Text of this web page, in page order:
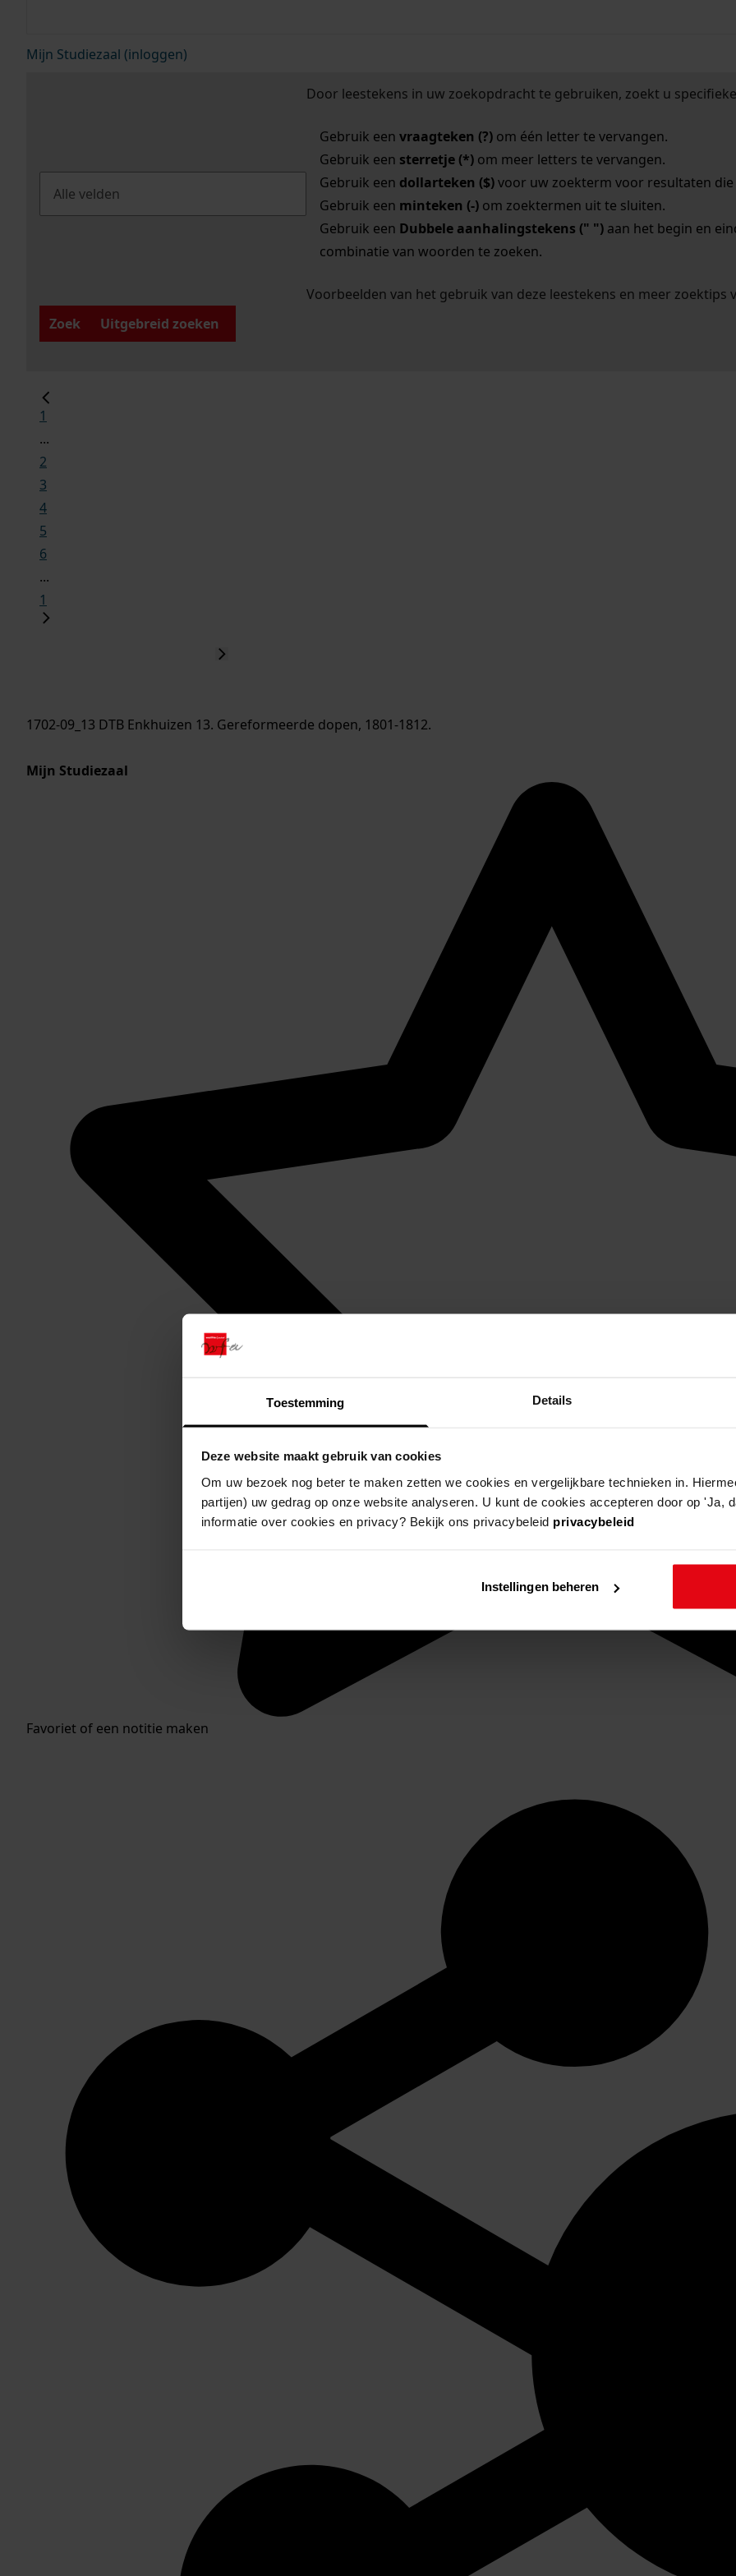
Toestemming Details
Deze website maakt gebruik van cookies
Om uw bezoek nog beter te maken zetten we cookies en vergelijkbare technieken in.
partijen) uw gedrag op onze website analyseren. U kunt de cookies accepteren door op 'Ja,
informatie over cookies en privacy? Bekijk ons privacybeleid privacybeleid
Instellingen beheren
Mijn Studiezaal (inloggen)
Door leestekens in uw zoekopdracht te gebruiken, zoekt u
Gebruik een vraagteken (?)om één letter te vervangen.
Gebruik een sterretje (*)om meer letters te vervangen.
Gebruik een dollarteken ($)voor uw zoekterm voor resultaten die
Gebruik een minteken (-)om zoektermen uit te sluiten.
Gebruik een Dubbele aanhalingstekens (" ")aan het begin en
combinatie van woorden te zoeken.
Voorbeelden van het gebruik van deze leestekens en meer zoektips
Zoek
Uitgebreid zoeken
1
...
2
3
4
5
6
...
1
1702-09_13 DTB Enkhuizen 13. Gereformeerde dopen, 1801-1812.
Mijn Studiezaal
Favoriet of een notitie maken